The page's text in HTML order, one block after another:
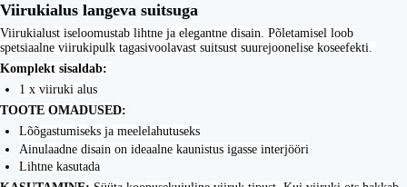
Viirukialus langeva suitsuga
Viirukialust iseloomustab lihtne ja elegantne disain. Põletamisel loob
spetsiaalne viirukipulk tagasivoolavast suitsust suurejoonelise koseefekti.
Komplekt sisaldab:
1 x viiruki alus
TOOTE OMADUSED:
Lõõgastumiseks ja meelelahutuseks
Ainulaadne disain on ideaalne kaunistus igasse interjööri
Lihtne kasutada